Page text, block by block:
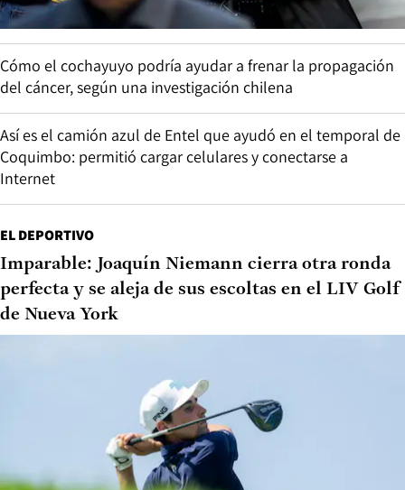
Cómo el cochayuyo podría ayudar a frenar la propagación
del cáncer, según una investigación chilena
Así es el camión azul de Entel que ayudó en el temporal de
Coquimbo: permitió cargar celulares y conectarse a
Internet
EL DEPORTIVO
Imparable: Joaquín Niemann cierra otra ronda
perfecta y se aleja de sus escoltas en el LIV Golf
de Nueva York